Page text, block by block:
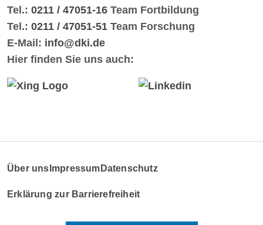
Tel.: 0211 / 47051-16 Team Fortbildung
Tel.: 0211 / 47051-51 Team Forschung
E-Mail: info@dki.de
Hier finden Sie uns auch:
Über uns Impressum Datenschutz
Erklärung zur Barrierefreiheit